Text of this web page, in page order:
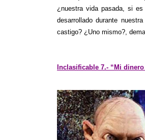
¿nuestra vida pasada, si
desarrollado durante
castigo? ¿Uno mismo?,
Inclasificable 7.- “Mi